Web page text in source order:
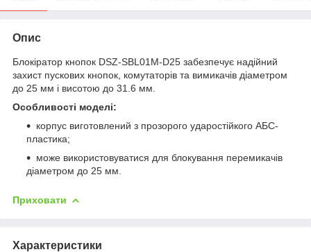
Опис
Блокіратор кнопок DSZ-SBL01M-D25 забезпечує надійний
захист пускових кнопок, комутаторів та вимикачів діаметром
до 25 мм і висотою до 31.6 мм.
Особливості моделі:
корпус виготовлений з прозорого ударостійкого АБС-
пластика;
може використовуватися для блокування перемикачів
діаметром до 25 мм.
Приховати
Характеристики